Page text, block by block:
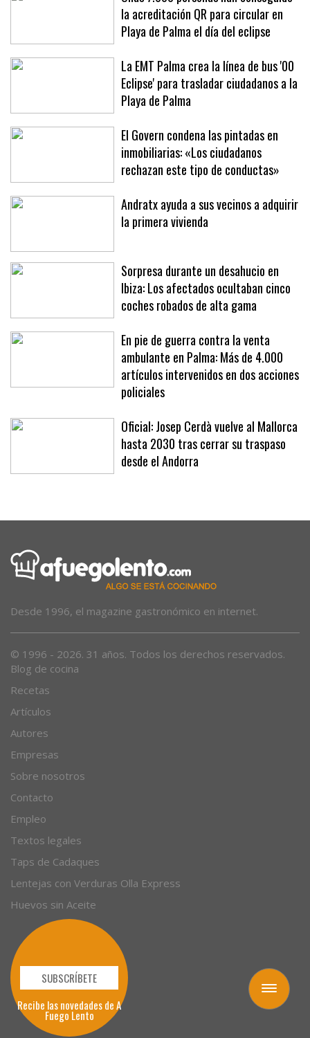
Toggle
navigation
Unas 7.000 personas han conseguido
la acreditación QR para circular en
Playa de Palma el día del eclipse
La EMT Palma crea la línea de bus '00
Eclipse' para trasladar ciudadanos a la
Playa de Palma
El Govern condena las pintadas en
inmobiliarias: «Los ciudadanos
rechazan este tipo de conductas»
Andratx ayuda a sus vecinos a adquirir
Sorpresa durante un desahucio en
Ibiza: Los afectados ocultaban cinco
coches robados de alta gama
En pie de guerra contra la venta
ambulante en Palma: Más de 4.000
artículos intervenidos en dos acciones
policiales
Oficial: Josep Cerdà vuelve al Mallorca
hasta 2030 tras cerrar su traspaso
Blog de cocina
Recetas
Artículos
Autores
Empresas
Sobre nosotros
Contacto
Empleo
Textos legales
Taps de Cadaques
Lentejas con Verduras Olla Express
Huevos sin Aceite
SUBSCRÍBETE
Recibe las novedades de A